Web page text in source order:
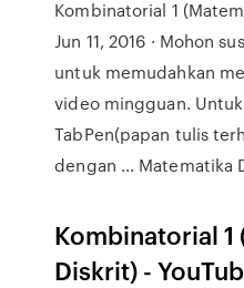
Kombinatorial 1
Jun 11, 2016 · Mohon
untuk memudahkan
video mingguan.
TabPen(papan tulis
dengan … Matematika
Kombinatorial 1
Diskrit) -